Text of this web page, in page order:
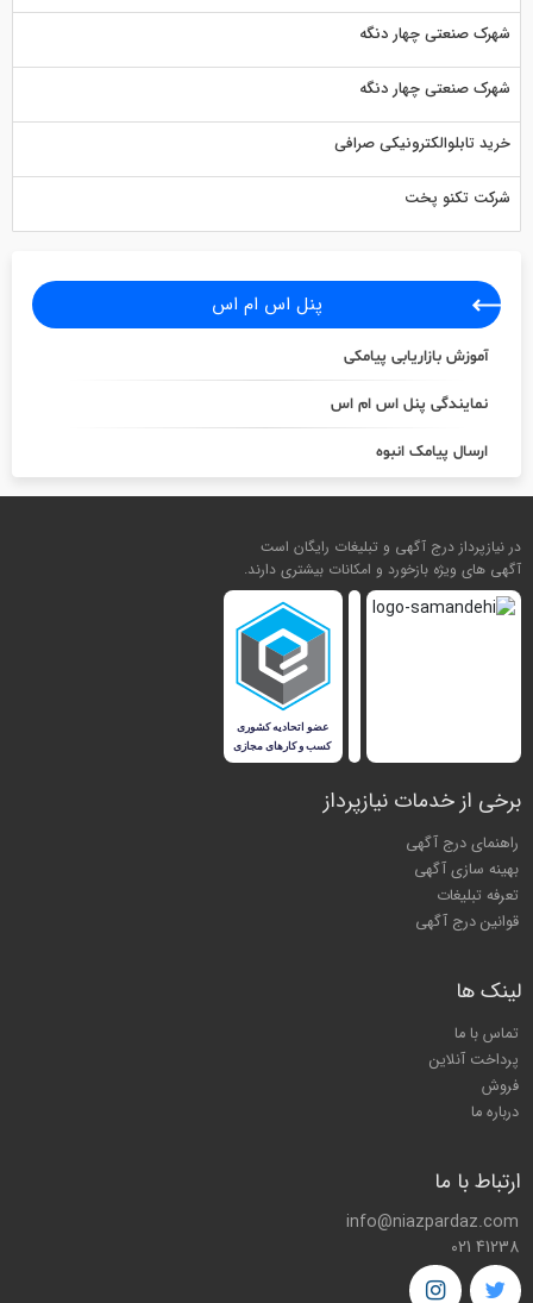
شهرک صنعتی چهار دنگه
شهرک صنعتی چهار دنگه
خرید تابلوالکترونیکی صرافی
شرکت تکنو پخت
پنل اس ام اس
آموزش بازاریابی پیامکی
نمایندگی پنل اس ام اس
ارسال پیامک انبوه
در نیازپرداز درج آگهی و تبلیغات رایگان است
آگهی های ویژه بازخورد و امکانات بیشتری دارند.
برخی از خدمات نیازپرداز
راهنمای درج آگهی
بهینه سازی آگهی
تعرفه تبلیغات
قوانین درج آگهی
لینک ها
تماس با ما
پرداخت آنلاین
فروش
درباره ما
ارتباط با ما
info@niazpardaz.com
021 41238